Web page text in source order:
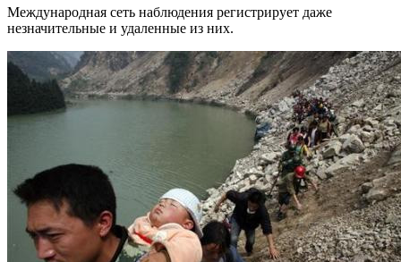
Международная сеть наблюдения регистрирует даже
незначительные и удаленные из них.